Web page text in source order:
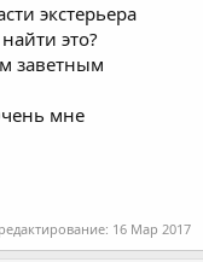
экстерьера
это?
заветным
мне
16 Мар 2017